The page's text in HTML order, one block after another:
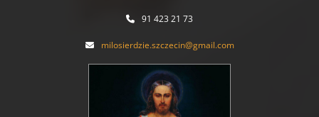
91 423 21 73
milosierdzie.szczecin@gmail.com